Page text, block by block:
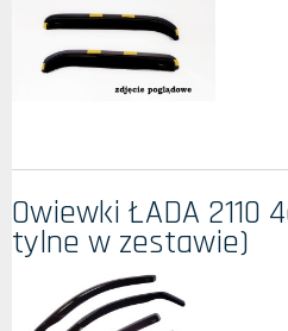
Owiewki ŁADA 2110
tylne w zestawie)